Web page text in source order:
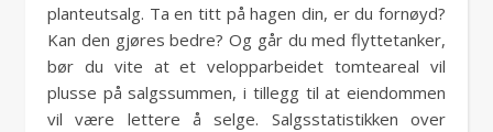
planteutsalg. Ta en titt på hagen din, er du fornøyd?
Kan den gjøres bedre? Og går du med flyttetanker,
bør du vite at et velopparbeidet tomteareal vil
plusse på salgssummen, i tillegg til at eiendommen
vil være lettere å selge. Salgsstatistikken over